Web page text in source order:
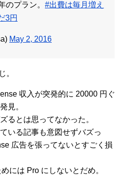
のプラン。 #出費は毎月増え
3円
May 2, 2016
。
収入が突発的に 20000 円ぐ
見。
るとは思ってなかった。
いる記事も意図せずバズっ
広告を張ってないとすごく損
には Pro にしないとだめ。